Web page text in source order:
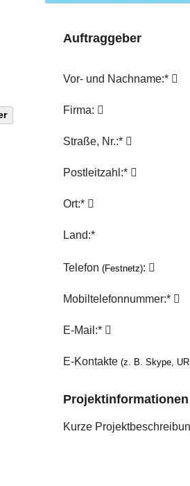
Auftraggeber
Vor- und Nachname:*
Firma:
Straße, Nr.:*
Postleitzahl:*
Ort:*
Land:*
Telefon (Festnetz):
Mobiltelefonnummer:*
E-Mail:*
E-Kontakte (z. B. Skype,
Projektinformationen
Kurze